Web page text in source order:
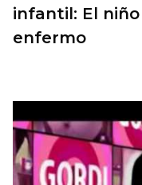
infantil: El
enfermo